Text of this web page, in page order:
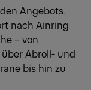
Angebots.
nach Ainring
– von
Abroll- und
bis hin zu